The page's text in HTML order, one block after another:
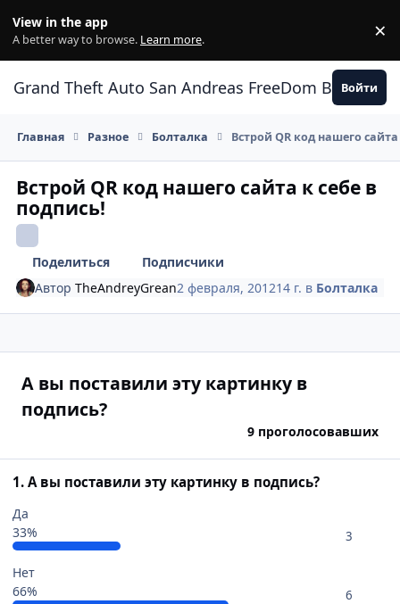
View in the app
A better way to browse. Learn more. ×
Grand Theft Auto San Andreas FreeDom Воронеж
Войти
Главная Разное Болталка Встрой QR код нашего
Встрой QR код нашего сайта к себе в
подпись!
Поделиться
Подписчики
АвторTheAndreyGrean2 февраля, 201214 г. в Болталка
А вы поставили эту картинку в
подпись?
9 проголосовавших
1. А вы поставили эту картинку в подпись?
Да
33%
3
Нет
66%
6